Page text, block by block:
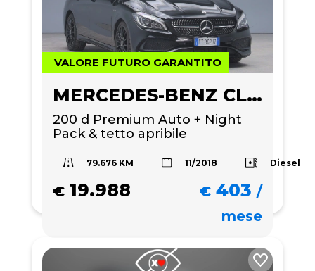
VALORE FUTURO GARANTITO
MERCEDES-BENZ CLA 200
200 d Premium Auto + Night
Pack & tetto apribile
79.676 KM 11/2018 Diesel
€ 19.988 € 403 /
mese